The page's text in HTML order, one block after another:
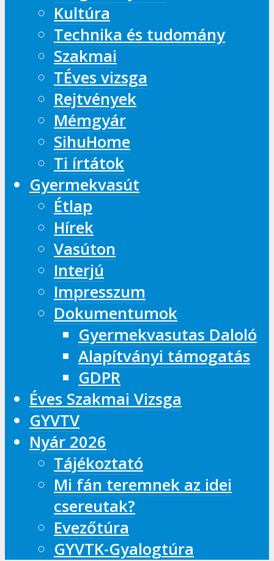
Kultúra
Technika és tudomány
Szakmai
TÉves vizsga
Rejtvények
Mémgyár
SihuHome
Ti írtátok
Gyermekvasút
Étlap
Hírek
Vasúton
Interjú
Impresszum
Dokumentumok
Gyermekvasutas Daloló
Alapítványi támogatás
GDPR
Éves Szakmai Vizsga
GYVTV
Nyár 2026
Tájékoztató
Mi fán teremnek az idei
csereutak?
Evezőtúra
GYVTK-Gyalogtúra